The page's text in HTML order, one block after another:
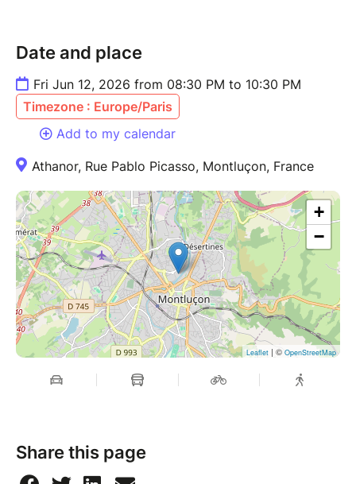
Date and place
Fri Jun 12, 2026 from 08:30 PM to 10:30 PM
Timezone : Europe/Paris
Add to my calendar
Athanor, Rue Pablo Picasso, Montluçon, France
+
−
Leaflet | © OpenStreetMap
Share this page